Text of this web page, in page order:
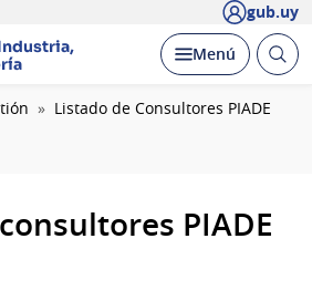
gub.uy
Desplegar
Menú Abrir
Listado de Consultores PIADE
PIADE